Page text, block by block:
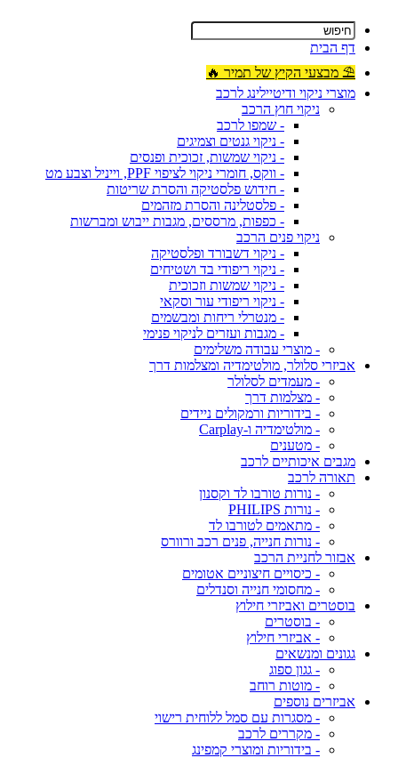
דף הבית
⛱ מבצעי הקיץ של תמיר 🔥
מוצרי ניקוי ודיטיילינג לרכב
ניקוי חוץ הרכב
- שמפו לרכב
- ניקוי גנטים וצמיגים
- ניקוי שמשות, זכוכית ופנסים
- ווקס, חומרי ניקוי לציפוי PPF, וייניל וצבע מט
- חידוש פלסטיקה והסרת שריטות
- פלסטלינה והסרת מזהמים
- כפפות, מרססים, מגבות ייבוש ומברשות
ניקוי פנים הרכב
- ניקוי דשבורד ופלסטיקה
- ניקוי ריפודי בד ושטיחים
- ניקוי שמשות וזכוכית
- ניקוי ריפודי עור וסקאי
- מנטרלי ריחות ומבשמים
- מגבות ועזרים לניקוי פנימי
- מוצרי עבודה משלימים
אביזרי סלולר, מולטימדיה ומצלמות דרך
- מעמדים לסלולר
- מצלמות דרך
- בידוריות ורמקולים ניידים
- מולטימדיה ו-Carplay
- מטענים
מגבים איכותיים לרכב
תאורה לרכב
- נורות טורבו לד וקסנון
- נורות PHILIPS
- מתאמים לטורבו לד
- נורות חנייה, פנים רכב ורוורס
אבזור לחניית הרכב
- כיסויים חיצוניים אטומים
- מחסומי חנייה וסנדלים
בוסטרים ואביזרי חילוץ
- בוסטרים
- אביזרי חילוץ
גגונים ומנשאים
- גגון ספוג
- מוטות רוחב
אביזרים נוספים
- מסגרות עם סמל ללוחית רישוי
- מקררים לרכב
- בידוריות ומוצרי קמפינג